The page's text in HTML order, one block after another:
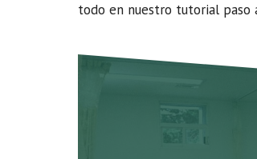
todo en nuestro tutorial paso